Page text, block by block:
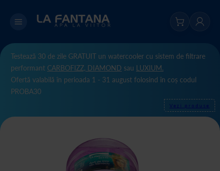
Testează 30 de zile GRATUIT un watercooler cu sistem de filtrare
performant CARBOFIZZ, DIAMOND sau LUXIUM.
Ofertă valabilă în perioada 1 - 31 august folosind în coș codul
PROBA30
Vezi produse